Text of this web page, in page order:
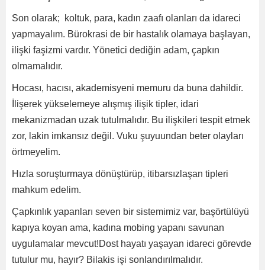
Son olarak; koltuk, para, kadın zaafı olanları da idareci
yapmayalım. Bürokrasi de bir hastalık olamaya başlayan,
ilişki faşizmi vardır. Yönetici dediğin adam, çapkın
olmamalıdır.
Hocası, hacısı, akademisyeni memuru da buna dahildir.
İlişerek yükselemeye alışmış ilişik tipler, idari
mekanizmadan uzak tutulmalıdır. Bu ilişkileri tespit etmek
zor, lakin imkansız değil. Vuku şuyuundan beter olayları
örtmeyelim.
Hızla soruşturmaya dönüştürüp, itibarsızlaşan tipleri
mahkum edelim.
Çapkınlık yapanları seven bir sistemimiz var, başörtülüyü
kapıya koyan ama, kadına mobing yapanı savunan
uygulamalar mevcut!Dost hayatı yaşayan idareci görevde
tutulur mu, hayır? Bilakis işi sonlandırılmalıdır.